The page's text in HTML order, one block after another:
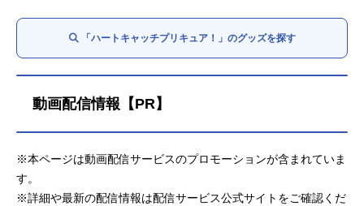
「ハートキャッチプリキュア！」のグッズを探す
動画配信情報【PR】
※本ページは動画配信サービスのプロモーションが含まれていま
す。
※詳細や最新の配信情報は配信サービス公式サイトをご確認くだ